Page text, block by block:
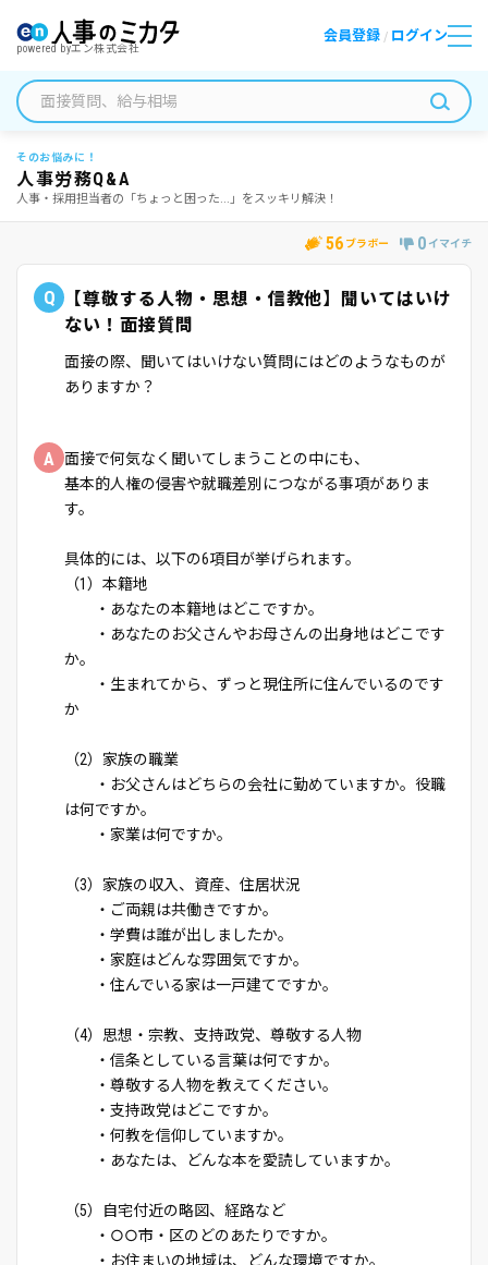
powered byエン株式会社
会員登録 / ログイン
そのお悩みに！
人事労務Q&A
人事・採用担当者の「ちょっと困った...」をスッキリ解決！
56 ブラボー 0 イマイチ
Q
【尊敬する人物・思想・信教他】聞いてはいけ
ない！面接質問
面接の際、聞いてはいけない質問にはどのようなものが
ありますか？
A
面接で何気なく聞いてしまうことの中にも、
基本的人権の侵害や就職差別につながる事項がありま
す。
具体的には、以下の6項目が挙げられます。
（1）本籍地
・あなたの本籍地はどこですか。
・あなたのお父さんやお母さんの出身地はどこです
か。
・生まれてから、ずっと現住所に住んでいるのです
か
（2）家族の職業
・お父さんはどちらの会社に勤めていますか。役職
は何ですか。
・家業は何ですか。
（3）家族の収入、資産、住居状況
・ご両親は共働きですか。
・学費は誰が出しましたか。
・家庭はどんな雰囲気ですか。
・住んでいる家は一戸建てですか。
（4）思想・宗教、支持政党、尊敬する人物
・信条としている言葉は何ですか。
・尊敬する人物を教えてください。
・支持政党はどこですか。
・何教を信仰していますか。
・あなたは、どんな本を愛読していますか。
（5）自宅付近の略図、経路など
・○○市・区のどのあたりですか。
・お住まいの地域は、どんな環境ですか。